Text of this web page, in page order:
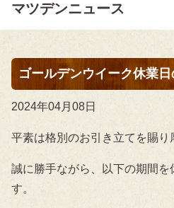
マツデンニュース
ゴールデンウイーク休業
2024年04月08日
平素は格別のお引き立てを賜り
誠に勝手ながら、以下の期間を
す。